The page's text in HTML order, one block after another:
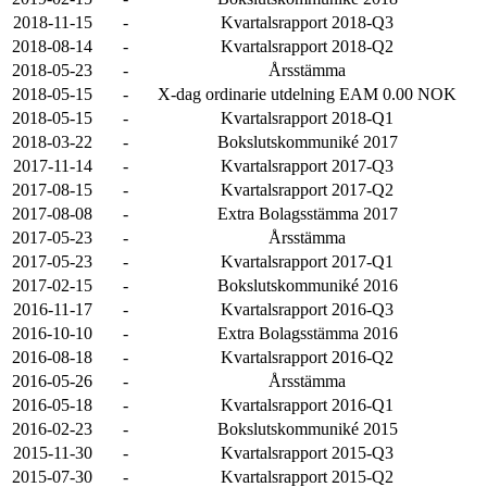
2018-11-15
-
Kvartalsrapport 2018-Q3
2018-08-14
-
Kvartalsrapport 2018-Q2
2018-05-23
-
Årsstämma
2018-05-15
-
X-dag ordinarie utdelning EAM 0.00 NOK
2018-05-15
-
Kvartalsrapport 2018-Q1
2018-03-22
-
Bokslutskommuniké 2017
2017-11-14
-
Kvartalsrapport 2017-Q3
2017-08-15
-
Kvartalsrapport 2017-Q2
2017-08-08
-
Extra Bolagsstämma 2017
2017-05-23
-
Årsstämma
2017-05-23
-
Kvartalsrapport 2017-Q1
2017-02-15
-
Bokslutskommuniké 2016
2016-11-17
-
Kvartalsrapport 2016-Q3
2016-10-10
-
Extra Bolagsstämma 2016
2016-08-18
-
Kvartalsrapport 2016-Q2
2016-05-26
-
Årsstämma
2016-05-18
-
Kvartalsrapport 2016-Q1
2016-02-23
-
Bokslutskommuniké 2015
2015-11-30
-
Kvartalsrapport 2015-Q3
2015-07-30
-
Kvartalsrapport 2015-Q2